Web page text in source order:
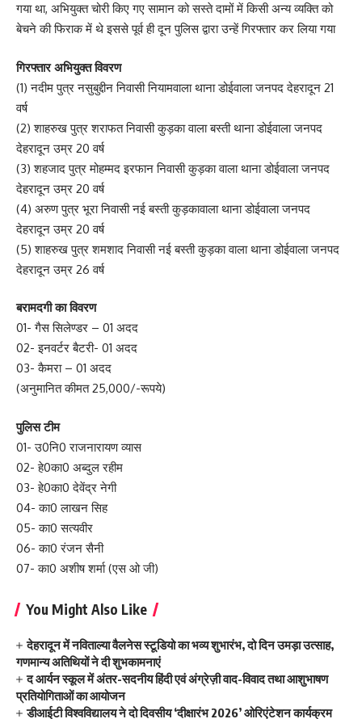
गया था, अभियुक्त चोरी किए गए सामान को सस्ते दामों में किसी अन्य व्यक्ति को
बेचने की फिराक में थे इससे पूर्व ही दून पुलिस द्वारा उन्हें गिरफ्तार कर लिया गया
गिरफ्तार अभियुक्त विवरण
(1) नदीम पुत्र नसुबुद्दीन निवासी नियामवाला थाना डोईवाला जनपद देहरादून 21
वर्ष
(2) शाहरुख पुत्र शराफत निवासी कुड़का वाला बस्ती थाना डोईवाला जनपद
देहरादून उम्र 20 वर्ष
(3) शहजाद पुत्र मोहम्मद इरफान निवासी कुड़का वाला थाना डोईवाला जनपद
देहरादून उम्र 20 वर्ष
(4) अरुण पुत्र भूरा निवासी नई बस्ती कुड़कावाला थाना डोईवाला जनपद
देहरादून उम्र 20 वर्ष
(5) शाहरुख पुत्र शमशाद निवासी नई बस्ती कुड़का वाला थाना डोईवाला जनपद
देहरादून उम्र 26 वर्ष
बरामदगी का विवरण
01- गैस सिलेण्डर – 01 अदद
02- इनवर्टर बैटरी- 01 अदद
03- कैमरा – 01 अदद
(अनुमानित कीमत 25,000/-रूपये)
पुलिस टीम
01- उ0नि0 राजनारायण व्यास
02- हे0का0 अब्दुल रहीम
03- हे0का0 देवेंद्र नेगी
04- का0 लाखन सिह
05- का0 सत्यवीर
06- का0 रंजन सैनी
07- का0 अशीष शर्मा (एस ओ जी)
You Might Also Like
देहरादून में नविताल्या वैलनेस स्टूडियो का भव्य शुभारंभ, दो दिन उमड़ा उत्साह,
गणमान्य अतिथियों ने दी शुभकामनाएं
द आर्यन स्कूल में अंतर-सदनीय हिंदी एवं अंग्रेज़ी वाद-विवाद तथा आशुभाषण
प्रतियोगिताओं का आयोजन
डीआईटी विश्वविद्यालय ने दो दिवसीय ‘दीक्षारंभ 2026’ ओरिएंटेशन कार्यक्रम